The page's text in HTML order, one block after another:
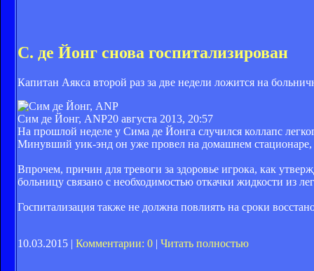
С. де Йонг снова госпитализирован
Капитан Аякса второй раз за две недели ложится на
Сим де Йонг, ANP20 августа 2013, 20:57
На прошлой неделе у Сима де Йонга случился коллапс
Минувший уик-энд он уже провел на домашнем стационаре,
Впрочем, причин для тревоги за здоровье игрока, как
больницу связано с необходимостью откачки жидкости из
Госпитализация также не должна повлиять на сроки
10.03.2015 | Комментарии: 0 | Читать полностью